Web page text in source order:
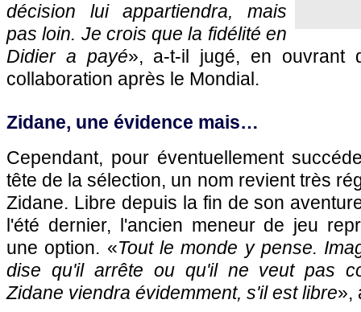
décision lui appartiendra, mais
pas loin. Je crois que la fidélité en
Didier a payé», a-t-il jugé, en ouvrant
collaboration après le Mondial.
Zidane, une évidence mais…
Cependant, pour éventuellement
tête de la sélection, un nom revient très
Zidane. Libre depuis la fin de son
l'été dernier, l'ancien meneur de jeu
une option. «Tout le monde y pense.
dise qu'il arrête ou qu'il ne veut pas
Zidane viendra évidemment, s'il est libre»,